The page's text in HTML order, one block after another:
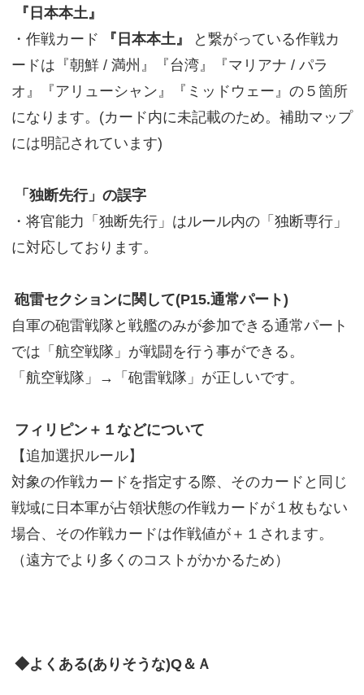
『日本本土』
・作戦カード
『日本本土』
と繋がっている作戦カ
ードは『朝鮮 / 満州』『台湾』『マリアナ / パラ
オ』『アリューシャン』『ミッドウェー』の５箇所
になります。(カード内に未記載のため。補助マップ
には明記されています)
「独断先行」の誤字
・将官能力「独断先行」はルール内の「独断専行」
に対応しております。
砲雷セクションに関して(P15.通常パート)
自軍の砲雷戦隊と戦艦のみが参加できる通常パート
では「航空戦隊」が戦闘を行う事ができる。
「航空戦隊」→「砲雷戦隊」が正しいです。
フィリピン＋１などについて
【追加選択ルール】
対象の作戦カードを指定する際、そのカードと同じ
戦域に日本軍が占領状態の作戦カードが１枚もない
場合、その作戦カードは作戦値が＋１されます。
（遠方でより多くのコストがかかるため）
◆よくある(ありそうな)Q＆Ａ